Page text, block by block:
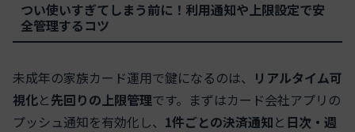
つい使いすぎてしまう前に！利用通知や上限設定で安
全管理するコツ
未成年の家族カード運用で鍵になるのは、 リアルタイム可
視化と先回りの上限管理です。まずはカード会社アプリの
プッシュ通知を有効化し、 1件ごとの決済通知と 日次・週